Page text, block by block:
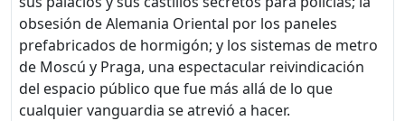
obsesión de Alemania Oriental por los paneles
prefabricados de hormigón; y los sistemas de metro
de Moscú y Praga, una espectacular reivindicación
del espacio público que fue más allá de lo que
cualquier vanguardia se atrevió a hacer.